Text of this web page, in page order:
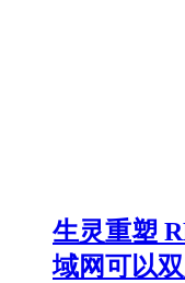
生灵重塑
域网可以双